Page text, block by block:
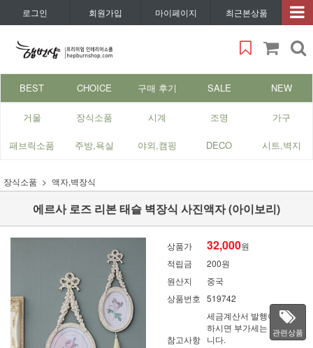
로그인 회원가입 마이페이지 최근본상품
BEST CHOICE 구매 후기 SALE NEW
거울 장식소품 시계 조명 가구
패브릭소품 주방,욕실 야외,캠핑 DECO 시트,벽지
장식소품 액자,벽장식
에르사 로즈 리본 태슬 벽장식 사진액자 (아이보리)
상품가 32,000원
적립금
200원
원산지
중국
상품번호 519742
참고사항
세금계산서 발행이 필요
하시면 부가세는 별도입
니다.
관련상품